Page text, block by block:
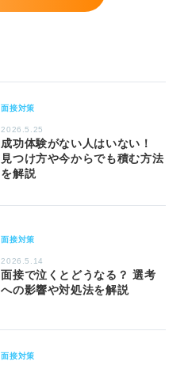
面接対策
2026.5.25
成功体験がない人はいない！
見つけ方や今からでも積む方法
を解説
面接対策
2026.5.14
面接で泣くとどうなる？ 選考
への影響や対処法を解説
面接対策